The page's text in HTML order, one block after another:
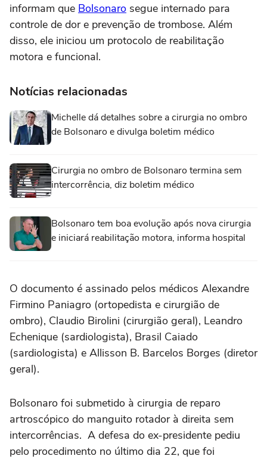
informam que Bolsonaro segue internado para
controle de dor e prevenção de trombose. Além
disso, ele iniciou um protocolo de reabilitação
motora e funcional.
Notícias relacionadas
Michelle dá detalhes sobre a cirurgia no ombro
de Bolsonaro e divulga boletim médico
Cirurgia no ombro de Bolsonaro termina sem
intercorrência, diz boletim médico
Bolsonaro tem boa evolução após nova cirurgia
e iniciará reabilitação motora, informa hospital
O documento é assinado pelos médicos Alexandre
Firmino Paniagro (ortopedista e cirurgião de
ombro), Claudio Birolini (cirurgião geral), Leandro
Echenique (sardiologista), Brasil Caiado
(sardiologista) e Allisson B. Barcelos Borges (diretor
geral).
Bolsonaro foi submetido à cirurgia de reparo
artroscópico do manguito rotador à direita sem
intercorrências. A defesa do ex-presidente pediu
pelo procedimento no último dia 22, que foi